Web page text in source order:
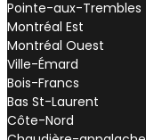
Pointe-aux-Trembles
Montréal Est
Montréal Ouest
Ville-Émard
Bois-Francs
Bas St-Laurent
Côte-Nord